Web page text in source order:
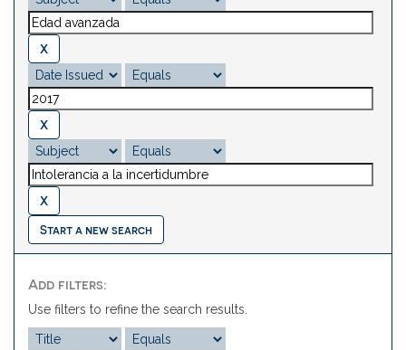
Start a new search
Add filters:
Use filters to refine the search results.